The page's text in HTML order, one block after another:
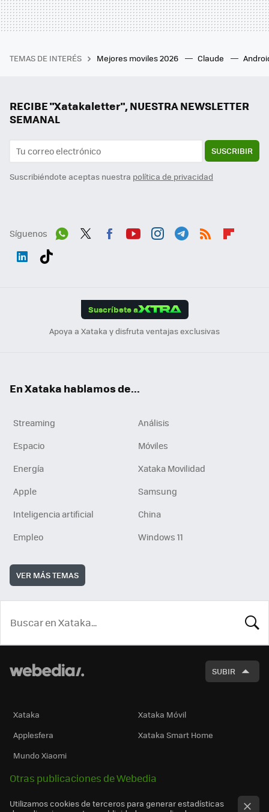
TEMAS DE INTERÉS Mejores moviles 2026 Claude
RECIBE "Xatakaletter", NUESTRA NEWSLETTER
SEMANAL
SUSCRIBIR
Suscribiéndote aceptas nuestra política de privacidad
Síguenos
Suscríbete a
Apoya a Xataka y disfruta ventajas exclusivas
En Xataka hablamos de...
Streaming
Análisis
Espacio
Móviles
Energía
Xataka Movilidad
Apple
Samsung
Inteligencia artificial
China
Empleo
Windows 11
VER MÁS TEMAS
SUBIR
Xataka
Xataka Móvil
Applesfera
Xataka Smart Home
Mundo Xiaomi
Otras publicaciones de Webedia
Utilizamos cookies de terceros para generar estadísticas